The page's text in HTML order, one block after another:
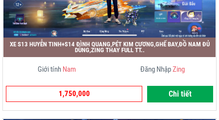
XE S13 HUYỄN TINH+S14 ĐÌNH QUANG,PÉT KIM CƯƠNG,GHẾ BAY,ĐỒ NAM ĐỦ
DÙNG,ZING THAY FULL TT..
Giới tính Nam Đăng NhậpZing
1,750,000 Chi tiết